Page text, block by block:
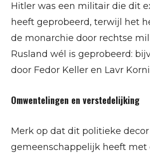
Hitler was een militair die dit
heeft geprobeerd, terwijl het
de monarchie door rechtse
Rusland wél is geprobeerd:
door Fedor Keller en Lavr
Omwentelingen en verstedelijking
Merk op dat dit politieke decor
gemeenschappelijk heeft met